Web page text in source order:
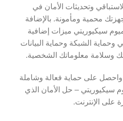
وتحديثات الأمان في
محمية ومأمونة. بالإضافة
سيكيوريتي ميزات إضافية
وحماية الشبكة وحماية البيانات
وسلامة معلوماتك الشخصية.
واحصل على حماية فعالة وشاملة
سيكيوريتي – حل الأمان الذي
على الإنترنت.